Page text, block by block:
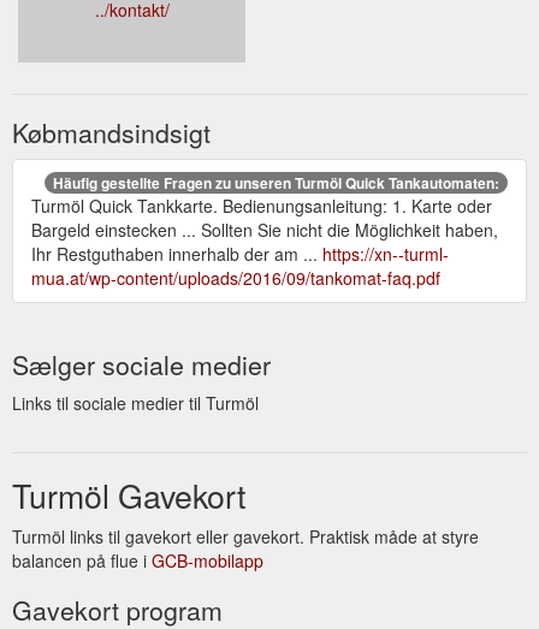
../kontakt/
Købmandsindsigt
Häufig gestellte Fragen zu unseren Turmöl Quick Tankautomaten:
Turmöl Quick Tankkarte. Bedienungsanleitung: 1. Karte oder
Bargeld einstecken ... Sollten Sie nicht die Möglichkeit haben,
Ihr Restguthaben innerhalb der am ... https://xn--turml-
mua.at/wp-content/uploads/2016/09/tankomat-faq.pdf
Sælger sociale medier
Links til sociale medier til Turmöl
Turmöl Gavekort
Turmöl links til gavekort eller gavekort. Praktisk måde at styre
balancen på flue i GCB-mobilapp
Gavekort program